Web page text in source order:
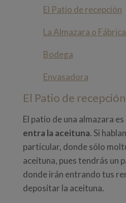
El Patio de recepción
La Almazara o
Bodega
Envasadora
El Patio de recepción
El patio de una almazara es
entra la aceituna. Si
particular, donde sólo
aceituna, pues tendrás un
donde irán entrando tus
depositar la aceituna.